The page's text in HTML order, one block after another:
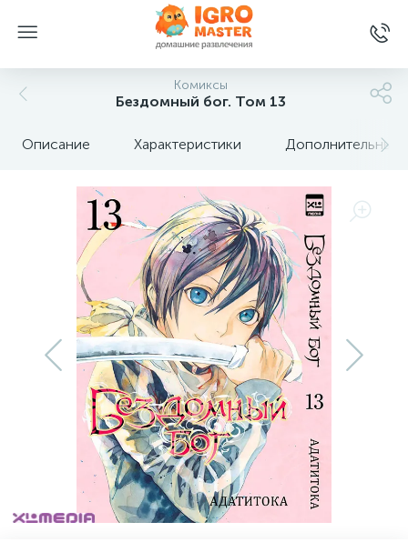
Комиксы
Бездомный бог. Том 13
Описание Характеристики Дополнительные